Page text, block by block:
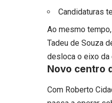
Candidaturas
Ao mesmo
Tadeu de Souza
desloca o eixo da
Novo centro
Com Roberto